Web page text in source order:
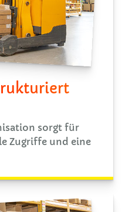
sorgt für
Zugriffe und eine